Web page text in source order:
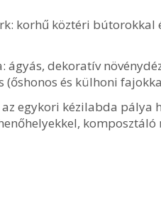
korhű köztéri bútorokkal
ágyás, dekoratív
(őshonos és külhoni
az egykori kézilabda
komposztáló